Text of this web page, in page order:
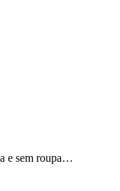
e sem roupa…